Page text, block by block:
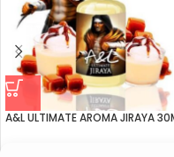
A&L ULTIMATE AROMA JIRAYA